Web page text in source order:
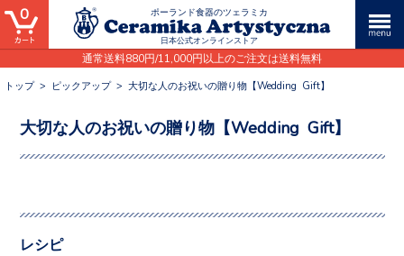
ポーランド食器のツェラミカ
日本公式オンラインストア
通常送料880円/11,000円以上のご注文は送料無料
0
トップ> ピックアップ> 大切な人のお祝いの贈り物【Wedding Gift】
大切な人のお祝いの贈り物【Wedding Gift】
レシピ